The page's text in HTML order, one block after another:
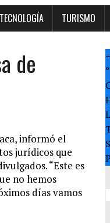
TECNOLOGÍA TURISMO
de
informó el
jurídicos que
“Este es
no hemos
días vamos
+
°